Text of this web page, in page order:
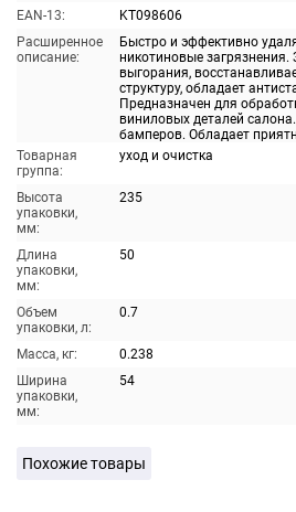
EAN-13:
KT098606
Расширенное
описание:
Быстро и эффективно
никотиновые
выгорания,
структуру, обладает
Предназначен для
виниловых деталей
бамперов. Обладает
Товарная
группа:
уход и очистка
Высота
упаковки,
мм:
235
Длина
упаковки,
мм:
50
Объем
упаковки, л:
0.7
Масса, кг:
0.238
Ширина
упаковки,
мм:
54
Похожие товары